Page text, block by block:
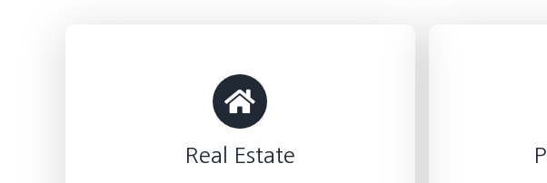
Real Estate